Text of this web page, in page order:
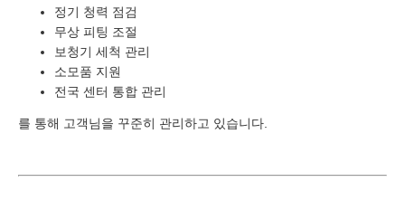
정기 청력 점검
무상 피팅 조절
보청기 세척 관리
소모품 지원
전국 센터 통합 관리
를 통해 고객님을 꾸준히 관리하고 있습니다.